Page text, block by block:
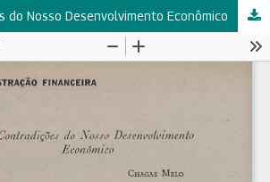
do Nosso Desenvolvimento Econômico